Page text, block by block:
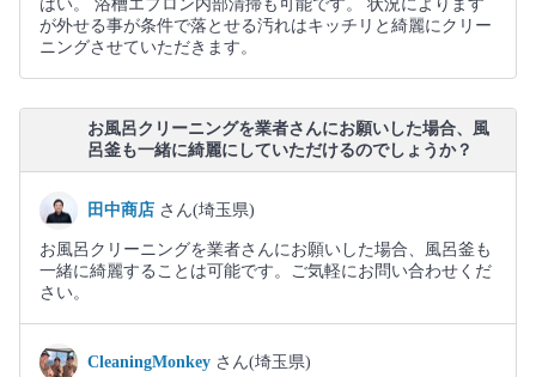
はい。 浴槽エプロン内部清掃も可能です。 状況によります
が外せる事が条件で落とせる汚れはキッチリと綺麗にクリー
ニングさせていただきます。
お風呂クリーニングを業者さんにお願いした場合、風
呂釜も一緒に綺麗にしていただけるのでしょうか？
田中商店 さん(埼玉県)
お風呂クリーニングを業者さんにお願いした場合、風呂釜も
一緒に綺麗することは可能です。ご気軽にお問い合わせくだ
さい。
CleaningMonkey さん(埼玉県)